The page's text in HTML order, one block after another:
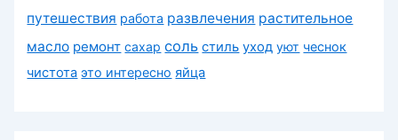
путешествия работа развлечения растительное
масло ремонт сахар соль стиль уход уют чеснок
чистота это интересно яйца